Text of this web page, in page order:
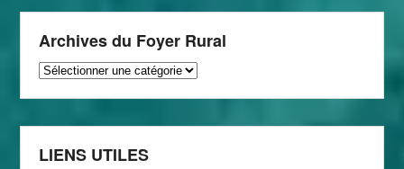
Archives du Foyer Rural
Archives
Rural
LIENS UTILES